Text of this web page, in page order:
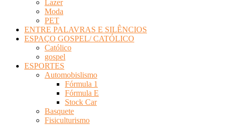
Lazer
Moda
PET
ENTRE PALAVRAS E SILÊNCIOS
ESPAÇO GOSPEL/ CATÓLICO
Católico
gospel
ESPORTES
Automobislismo
Fórmula 1
Fórmula E
Stock Car
Basquete
Fisiculturismo